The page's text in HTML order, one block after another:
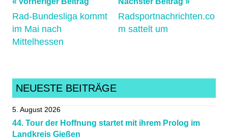
Beitragsnavigation
Rad-Bundesliga kommt
im Mai nach
Mittelhessen
Radsportnachrichten.co
m sattelt um
NEUESTE BEITRÄGE
5. August 2026
44. Tour der Hoffnung startet mit ihrem Prolog im
Landkreis Gießen